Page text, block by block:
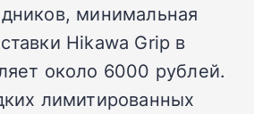
минимальная
Hikawa Grip в
около 6000 рублей.
лимитированных